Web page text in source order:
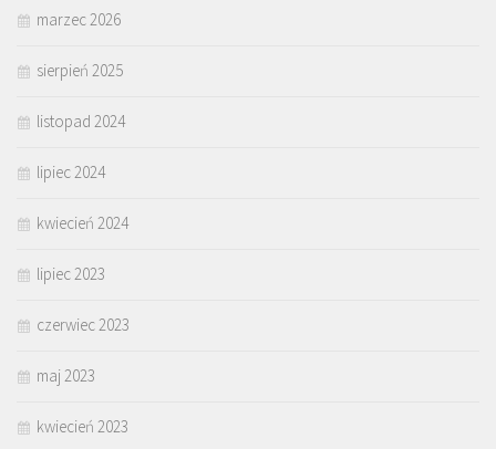
marzec 2026
sierpień 2025
listopad 2024
lipiec 2024
kwiecień 2024
lipiec 2023
czerwiec 2023
maj 2023
kwiecień 2023